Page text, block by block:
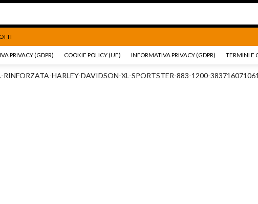
PRIVACY (GDPR) COOKIE POLICY (UE) INFORMATIVA PRIVACY (GDPR) TERMINI E
Ricambi e accessori Moto Go shop Ricambi e accessori
HARLEY-DAVIDSON-XL-SPORTSTER-883-1200-